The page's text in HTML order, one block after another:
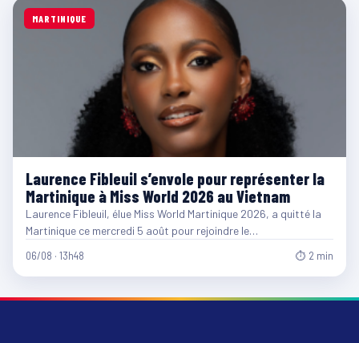
MARTINIQUE
Laurence Fibleuil s’envole pour représenter la
Martinique à Miss World 2026 au Vietnam
Laurence Fibleuil, élue Miss World Martinique 2026, a quitté la
Martinique ce mercredi 5 août pour rejoindre le…
06/08 · 13h48 ⏱ 2 min